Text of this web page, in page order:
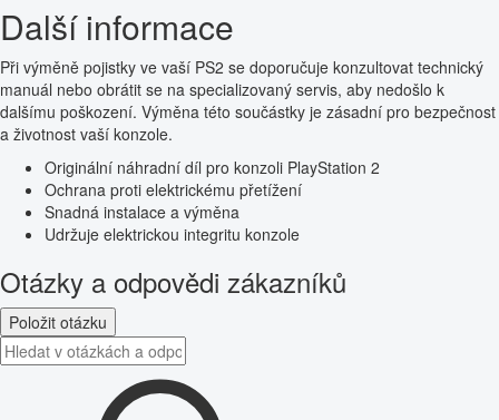
Další informace
Při výměně pojistky ve vaší PS2 se doporučuje konzultovat technický
manuál nebo obrátit se na specializovaný servis, aby nedošlo k
dalšímu poškození. Výměna této součástky je zásadní pro bezpečnost
a životnost vaší konzole.
Originální náhradní díl pro konzoli PlayStation 2
Ochrana proti elektrickému přetížení
Snadná instalace a výměna
Udržuje elektrickou integritu konzole
Otázky a odpovědi zákazníků
Položit otázku